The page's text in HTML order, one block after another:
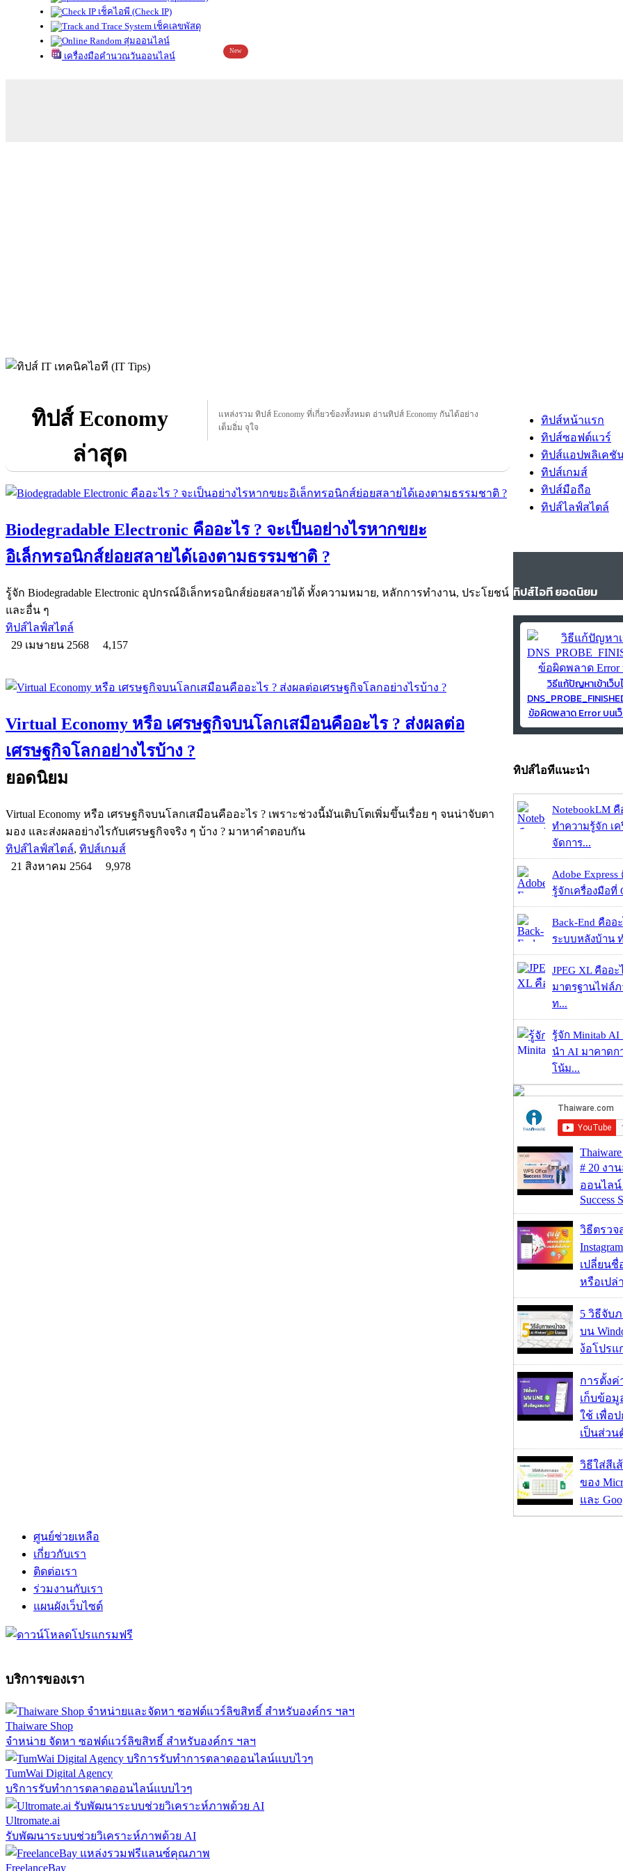
เช็คไอพี (Check IP)
เช็คเลขพัสดุ
สุ่มออนไลน์
เครื่องมือคำนวณวันออนไลน์
New
ทิปส์ Economy
ล่าสุด
แหล่งรวม ทิปส์ Economy ที่เกี่ยวข้องทั้งหมด อ่านทิปส์ Economy กันได้อย่าง
เต็มอิ่ม จุใจ
Biodegradable Electronic คืออะไร ? จะเป็นอย่างไรหากขยะ
อิเล็กทรอนิกส์ย่อยสลายได้เองตามธรรมชาติ ?
รู้จัก Biodegradable Electronic อุปกรณ์อิเล็กทรอนิกส์ย่อยสลายได้ ทั้งความหมาย, หลักการทำงาน, ประโยชน์
และอื่น ๆ
ทิปส์ไลฟ์สไตล์
29 เมษายน 2568
4,157
Virtual Economy หรือ เศรษฐกิจบนโลกเสมือนคืออะไร ? ส่งผลต่อ
เศรษฐกิจโลกอย่างไรบ้าง ?
ยอดนิยม
Virtual Economy หรือ เศรษฐกิจบนโลกเสมือนคืออะไร ? เพราะช่วงนี้มันเติบโตเพิ่มขึ้นเรื่อย ๆ จนน่าจับตา
มอง และส่งผลอย่างไรกับเศรษฐกิจจริง ๆ บ้าง ? มาหาคำตอบกัน
ทิปส์ไลฟ์สไตล์, ทิปส์เกมส์
21 สิงหาคม 2564
9,978
ทิปส์หน้าแรก
ทิปส์ซอฟต์แวร์
ทิปส์แอปพลิเคชั
ทิปส์เกมส์
ทิปส์มือถือ
ทิปส์ไลฟ์สไตล์
ทิปส์ไอที ยอดนิยม
วิธีแก้ปัญหาเข้าเว็บ
ข้อผิดพลาด Error บนเว็
ทิปส์ไอทีแนะนำ
NotebookLM คื
ทำความรู้จัก เ
จัดการ...
Adobe
รู้จักเครื่องมือที่
Back-End คืออ
ระบบหลังบ้าน
JPEG XL คืออะ
มาตรฐานไฟล์
ท...
รู้จัก Minitab
นำ AI มาคาด
โน้ม...
# 20 งา
ออนไลน์
Success
วิธีตรวจ
เปลี่ยน
หรือเปล่
5 วิธีจับ
บน
ง้อโปรแ
การตั้งค่
เก็บข้อ
ใช้ เพื่อ
เป็นส่ว
วิธีใส่สีเ
ของ
และ
ศูนย์ช่วยเหลือ
เกี่ยวกับเรา
ติดต่อเรา
ร่วมงานกับเรา
แผนผังเว็บไซต์
บริการของเรา
Thaiware Shop
จำหน่าย จัดหา ซอฟต์แวร์ลิขสิทธิ์ สำหรับองค์กร ฯลฯ
TumWai Digital Agency
บริการรับทำการตลาดออนไลน์แบบไวๆ
Ultromate.ai
รับพัฒนาระบบช่วยวิเคราะห์ภาพด้วย AI
FreelanceBay